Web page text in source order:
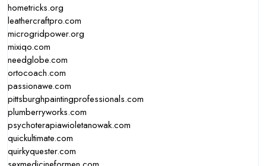
hometricks.org
leathercraftpro.com
microgridpower.org
mixiqo.com
needglobe.com
ortocoach.com
passionawe.com
pittsburghpaintingprofessionals.com
plumberryworks.com
psychoterapiawioletanowak.com
quickultimate.com
quirkyquester.com